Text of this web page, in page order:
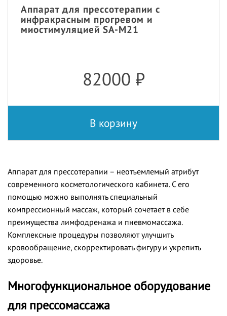
Аппарат для прессотерапии с
инфракрасным прогревом и
миостимуляцией SA-M21
82000 ₽
В корзину
Аппарат для прессотерапии – неотъемлемый атрибут
современного косметологического кабинета. С его
помощью можно выполнять специальный
компрессионный массаж, который сочетает в себе
преимущества лимфодренажа и пневмомассажа.
Комплексные процедуры позволяют улучшить
кровообращение, скорректировать фигуру и укрепить
здоровье.
Многофункциональное оборудование
для прессомассажа